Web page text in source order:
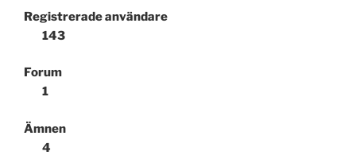
Registrerade användare
143
Forum
1
Ämnen
4